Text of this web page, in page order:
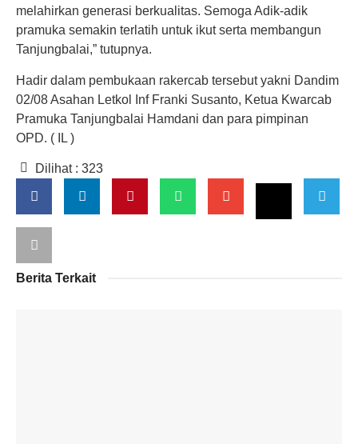
melahirkan generasi berkualitas. Semoga Adik-adik
pramuka semakin terlatih untuk ikut serta membangun
Tanjungbalai,” tutupnya.
Hadir dalam pembukaan rakercab tersebut yakni Dandim
02/08 Asahan Letkol Inf Franki Susanto, Ketua Kwarcab
Pramuka Tanjungbalai Hamdani dan para pimpinan
OPD. ( IL )
Dilihat : 323
Berita Terkait